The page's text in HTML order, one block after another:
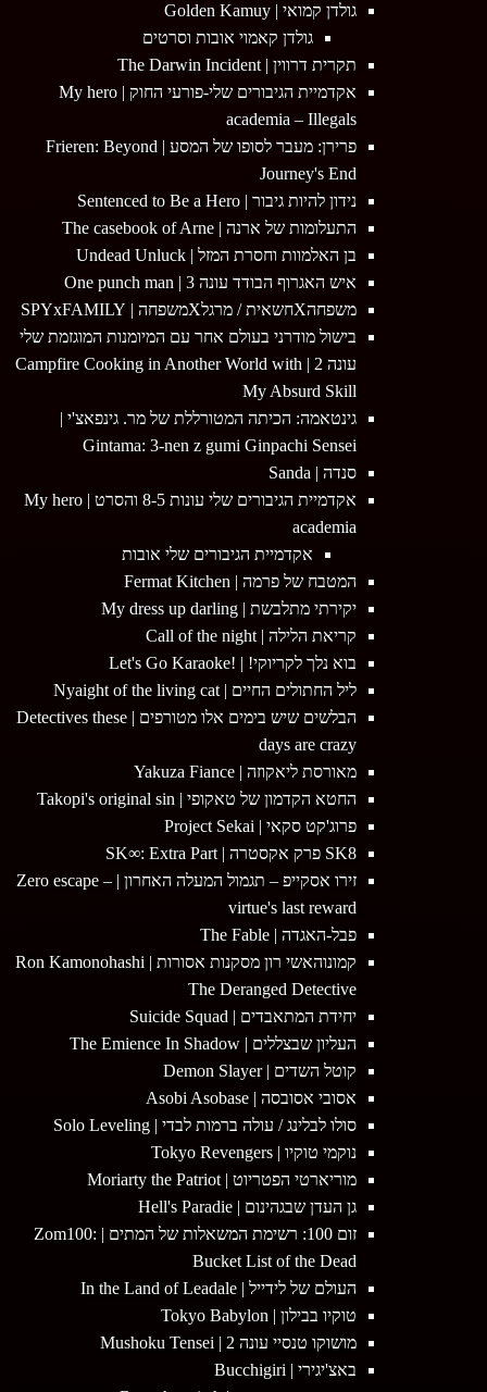
גולדן קמואי | Golden Kamuy
גולדן קאמוי אובות וסרטים
תקרית דרווין | The Darwin Incident
אקדמיית הגיבורים שלי-פורעי החוק | My hero
academia – Illegals
פרירן: מעבר לסופו של המסע | Frieren: Beyond
Journey's End
נידון להיות גיבור | Sentenced to Be a Hero
התעלומות של ארנה | The casebook of Arne
בן האלמוות וחסרת המזל | Undead Unluck
איש האגרוף הבודד עונה 3 | One punch man
משפחהXחשאית / מרגלXמשפחה | SPYxFAMILY
בישול מודרני בעולם אחר עם המיומנות המוגזמת שלי
עונה 2 | Campfire Cooking in Another World with
My Absurd Skill
גינטאמה: הכיתה המטורללת של מר. גינפאצ'י |
Gintama: 3-nen z gumi Ginpachi Sensei
סנדה | Sanda
אקדמיית הגיבורים שלי עונות 8-5 והסרט | My hero
academia
אקדמיית הגיבורים שלי אובות
המטבח של פרמה | Fermat Kitchen
יקירתי מתלבשת | My dress up darling
קריאת הלילה | Call of the night
בוא נלך לקריוקי! | !Let's Go Karaoke
ליל החתולים החיים | Nyaight of the living cat
הבלשים שיש בימים אלו מטורפים | Detectives these
days are crazy
מאורסת ליאקוזה | Yakuza Fiance
החטא הקדמון של טאקופי | Takopi's original sin
פרוג'קט סקאי | Project Sekai
SK8 פרק אקסטרה | SK∞: Extra Part
זירו אסקייפ – תגמול המעלה האחרון | Zero escape –
virtue's last reward
פבל-האגדה | The Fable
קמונוהאשי רון מסקנות אסורות | Ron Kamonohashi
The Deranged Detective
יחידת המתאבדים | Suicide Squad
העליון שבצללים | The Emience In Shadow
קוטל השדים | Demon Slayer
אסובי אסובסה | Asobi Asobase
סולו לבלינג / עולה ברמות לבדי | Solo Leveling
נוקמי טוקיו | Tokyo Revengers
מוריארטי הפטריוט | Moriarty the Patriot
גן העדן שבגהינום | Hell's Paradie
זום 100: רשימת המשאלות של המתים | Zom100:
Bucket List of the Dead
העולם של לידייל | In the Land of Leadale
טוקיו בבילון | Tokyo Babylon
מושוקו טנסיי עונה 2 | Mushoku Tensei
באצ'יגירי | Bucchigiri